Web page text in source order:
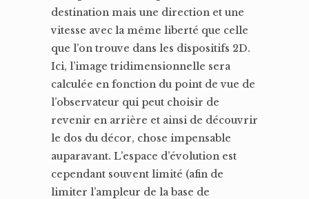
destination mais une direction et une
vitesse avec la même liberté que celle
que l’on trouve dans les dispositifs 2D.
Ici, l’image tridimensionnelle sera
calculée en fonction du point de vue de
l’observateur qui peut choisir de
revenir en arrière et ainsi de découvrir
le dos du décor, chose impensable
auparavant. L’espace d’évolution est
cependant souvent limité (afin de
limiter l’ampleur de la base de